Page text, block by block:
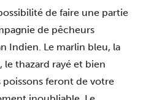
de faire une partie
de pêcheurs
Indien. Le marlin bleu, la
thazard rayé et bien
poissons feront de votre